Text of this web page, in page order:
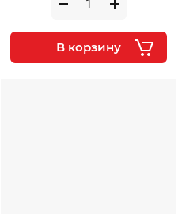
В корзину